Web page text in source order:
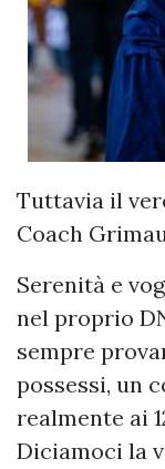
Tuttavia il
Coach
Serenità e
nel proprio
sempre
possessi, un
realmente ai
Diciamoci la